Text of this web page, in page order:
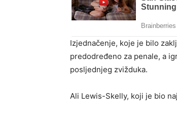
Izjednačenje, koje je bilo
predodređeno za penale, a
posljednjeg zvižduka.
Ali Lewis-Skelly, koji je bio